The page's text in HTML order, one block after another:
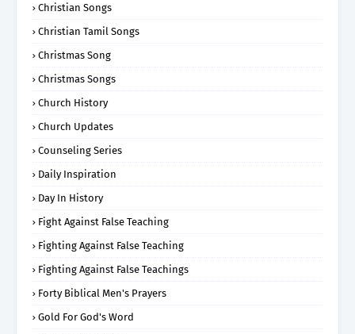
Christian Songs
Christian Tamil Songs
Christmas Song
Christmas Songs
Church History
Church Updates
Counseling Series
Daily Inspiration
Day In History
Fight Against False Teaching
Fighting Against False Teaching
Fighting Against False Teachings
Forty Biblical Men's Prayers
Gold For God's Word